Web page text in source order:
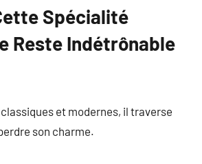
Spécialité
Reste Indétrônable
et modernes, il traverse
son charme.